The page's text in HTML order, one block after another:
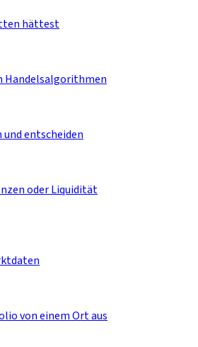
hättest
Handelsalgorithmen
entscheiden
oder Liquidität
von einem Ort aus